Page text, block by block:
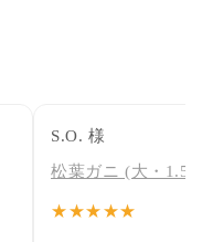
S.O. 様
松葉ガニ (大・
★★★★★